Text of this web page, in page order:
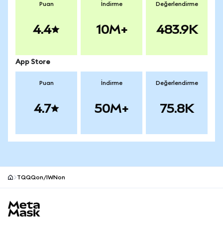
Puan
4.4
İndirme
10M+
Değerlendirme
483.9K
App Store
Puan
4.7
İndirme
50M+
Değerlendirme
75.8K
TQQQon/IWNon